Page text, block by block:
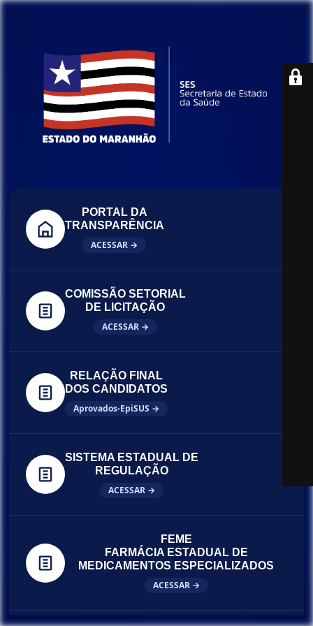
PORTAL DA
TRANSPARÊNCIA
ACESSAR →
COMISSÃO SETORIAL
DE LICITAÇÃO
ACESSAR →
RELAÇÃO FINAL
DOS CANDIDATOS
Aprovados-EpiSUS →
SISTEMA ESTADUAL DE
REGULAÇÃO
ACESSAR →
FEME
FARMÁCIA ESTADUAL DE
MEDICAMENTOS ESPECIALIZADOS
ACESSAR →